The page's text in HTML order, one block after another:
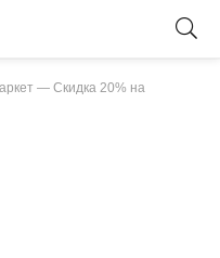
— Скидка 20% на